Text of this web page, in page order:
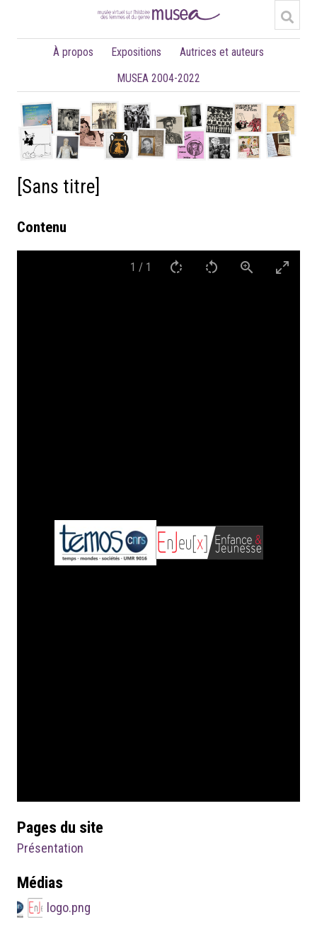
À propos Expositions
Autrices et auteurs
MUSEA 2004-2022
[Sans titre]
Contenu
1 / 1
Pages du site
Présentation
Médias
logo.png